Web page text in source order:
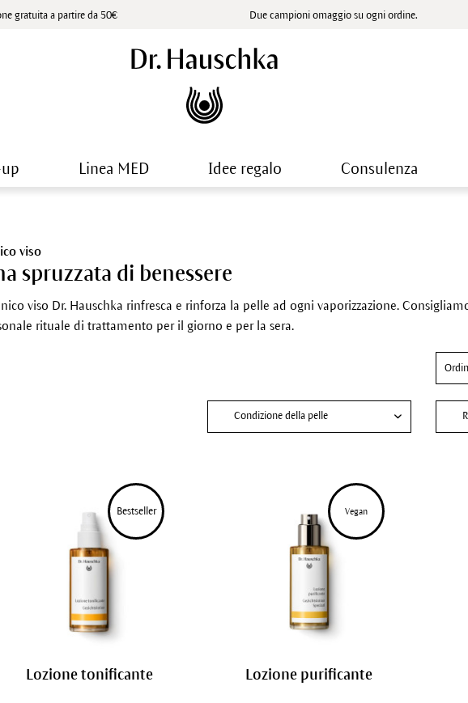
gratuita a partire da 50€ Due campioni omaggio su ogni ordine.
Linea MED Idee regalo Consulenza
viso
spruzzata di benessere
viso Dr. Hauschka rinfresca e rinforza la pelle ad ogni vaporizzazione.
rituale di trattamento per il giorno e per la sera.
Condizione della pelle
Pelle grassa, impura
Pelle disidratata
Bestseller
Lozione tonificante
Vegan
Lozione purificante